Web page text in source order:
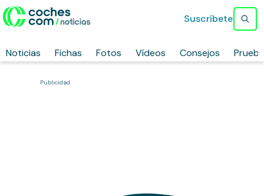
Noticias Fichas Fotos Vídeos Consejos
Suscríbete
Publicidad